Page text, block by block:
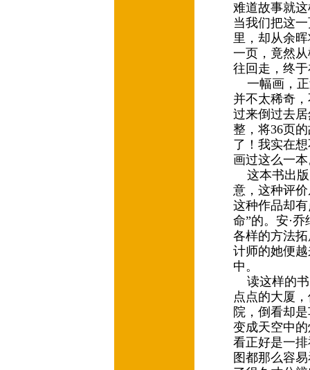
难道故事就
当我们把这
里，却从余
一页，竟然
往回走，终
一幅画，正
并不太稀奇
过来倒过去
整，将36页
了！我实在
画过这么一
这本书出版
意，这种评
这种作品却
命”的。安·
各样的方法
计师的她便
中。
读这样的书
点点的大厦
院，倒看却
变成天空中
看正好是一
图都那么容